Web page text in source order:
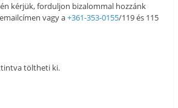
kérjük, forduljon bizalommal hozzánk
emailcímen vagy a+361-353-0155/119 és 115
töltheti ki.